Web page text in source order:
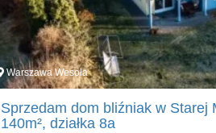
Warszawa Wesoła
Sprzedam dom bliźniak w Starej
140m², działka 8a